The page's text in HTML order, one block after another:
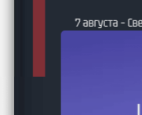
7 августа –